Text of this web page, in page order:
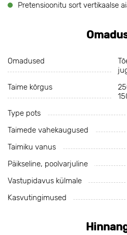
Pretensioonitu sort vertikaalse
Omadused
Taime kõrgus
Type pots
Taimede vahekaugused
Taimiku vanus
Päikseline, poolvarjuline
Vastupidavus külmale
Kasvutingimused